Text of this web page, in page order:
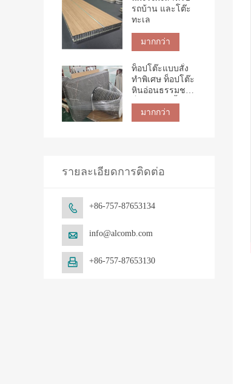
รถบ้าน และโต๊ะ
ทะเล
มากกว่า
ท็อปโต๊ะแบบสั่ง
ทำพิเศษ ท็อปโต๊ะ
หินอ่อนธรรมชาติ
มากกว่า
รายละเอียดการติดต่อ
 +86-757-87653134
 info@alcomb.com
 +86-757-87653130